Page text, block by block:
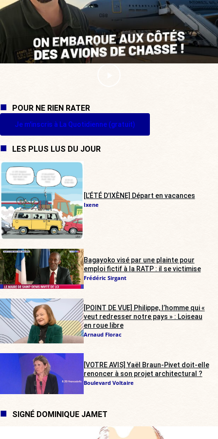
POUR NE RIEN RATER
Je m'inscris à La Quotidienne (gratuit)
LES PLUS LUS DU JOUR
[L’ÉTÉ D’IXÈNE] Départ en vacances
Ixene
Bagayoko visé par une plainte pour
emploi fictif à la RATP : il se victimise
Frédéric Sirgant
[POINT DE VUE] Philippe, l’homme qui «
veut redresser notre pays » : Loiseau
en roue libre
Arnaud Florac
[VOTRE AVIS] Yaël Braun-Pivet doit-elle
renoncer à son projet architectural ?
Boulevard Voltaire
SIGNÉ DOMINIQUE JAMET